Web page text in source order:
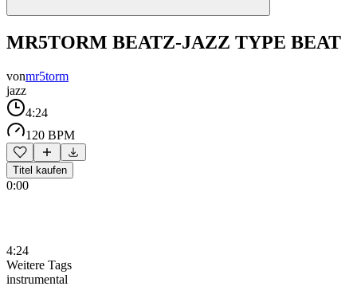
MR5TORM BEATZ-JAZZ TYPE BEAT
vonmr5torm
jazz
4:24
120 BPM
Titel kaufen
0:00
4:24
Weitere Tags
instrumental